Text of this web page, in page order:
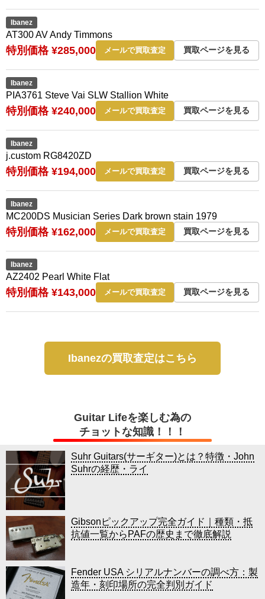
Ibanez
AT300 AV Andy Timmons
特別価格 ¥285,000 メールで買取査定 買取ページを見る
Ibanez
PIA3761 Steve Vai SLW Stallion White
特別価格 ¥240,000 メールで買取査定 買取ページを見る
Ibanez
j.custom RG8420ZD
特別価格 ¥194,000 メールで買取査定 買取ページを見る
Ibanez
MC200DS Musician Series Dark brown stain 1979
特別価格 ¥162,000 メールで買取査定 買取ページを見る
Ibanez
AZ2402 Pearl White Flat
特別価格 ¥143,000 メールで買取査定 買取ページを見る
Ibanezの買取査定はこちら
Guitar Lifeを楽しむ為の
チョットな知識！！！
Suhr Guitars(サーギター)とは？特徴・John
Suhrの経歴・ライ
Gibsonピックアップ完全ガイド｜種類・抵
抗値一覧からPAFの歴史まで徹底解説
Fender USA シリアルナンバーの調べ方：製
造年・刻印場所の完全判別ガイド